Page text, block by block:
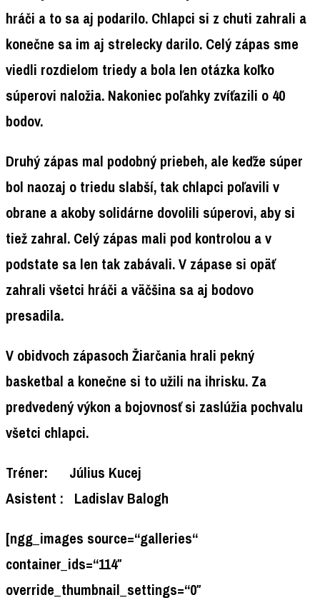
hráči a to sa aj podarilo. Chlapci si z chuti zahrali a
konečne sa im aj strelecky darilo. Celý zápas sme
viedli rozdielom triedy a bola len otázka koľko
súperovi naložia. Nakoniec poľahky zvíťazili o 40
bodov.
Druhý zápas mal podobný priebeh, ale keďže súper
bol naozaj o triedu slabší, tak chlapci poľavili v
obrane a akoby solidárne dovolili súperovi, aby si
tiež zahral. Celý zápas mali pod kontrolou a v
podstate sa len tak zabávali. V zápase si opäť
zahrali všetci hráči a väčšina sa aj bodovo
presadila.
V obidvoch zápasoch Žiarčania hrali pekný
basketbal a konečne si to užili na ihrisku. Za
predvedený výkon a bojovnosť si zaslúžia pochvalu
všetci chlapci.
Tréner: Július Kucej
Asistent : Ladislav Balogh
[ngg_images source=“galleries“
container_ids=“114″
override_thumbnail_settings=“0″